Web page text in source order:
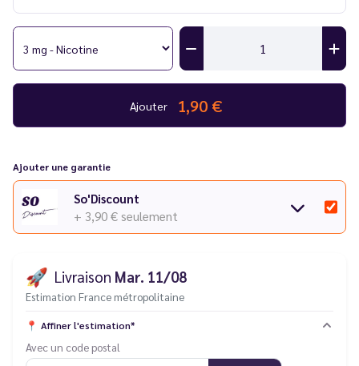
Ajouter 1,90 €
Ajouter une garantie
So'Discount
+ 3,90 € seulement
🚀 Livraison Mar. 11/08
Estimation France métropolitaine
📍 Affiner l'estimation*
Avec un code postal